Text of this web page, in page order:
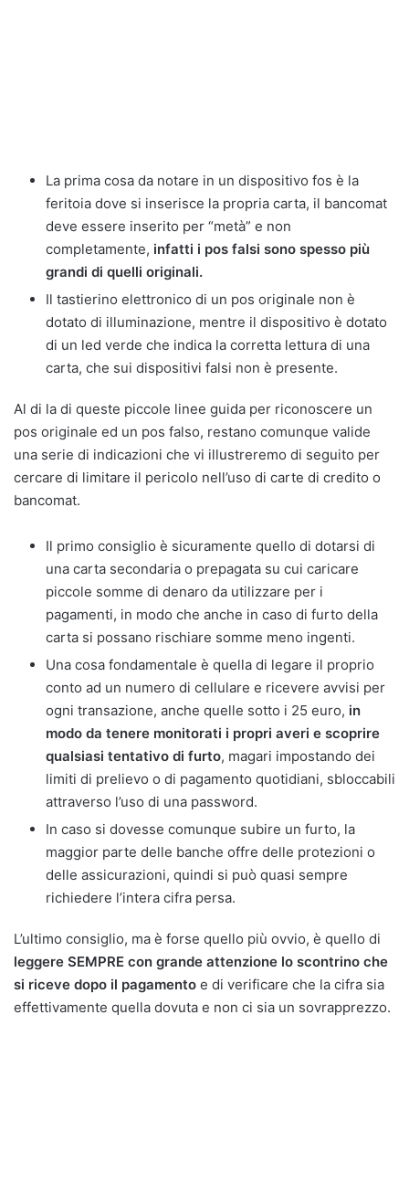
La prima cosa da notare in un dispositivo fos è la
feritoia dove si inserisce la propria carta, il bancomat
deve essere inserito per “metà” e non
completamente, infatti i pos falsi sono spesso più
grandi di quelli originali.
Il tastierino elettronico di un pos originale non è
dotato di illuminazione, mentre il dispositivo è dotato
di un led verde che indica la corretta lettura di una
carta, che sui dispositivi falsi non è presente.
Al di la di queste piccole linee guida per riconoscere un
pos originale ed un pos falso, restano comunque valide
una serie di indicazioni che vi illustreremo di seguito per
cercare di limitare il pericolo nell’uso di carte di credito o
bancomat.
Il primo consiglio è sicuramente quello di dotarsi di
una carta secondaria o prepagata su cui caricare
piccole somme di denaro da utilizzare per i
pagamenti, in modo che anche in caso di furto della
carta si possano rischiare somme meno ingenti.
Una cosa fondamentale è quella di legare il proprio
conto ad un numero di cellulare e ricevere avvisi per
ogni transazione, anche quelle sotto i 25 euro, in
modo da tenere monitorati i propri averi e scoprire
qualsiasi tentativo di furto, magari impostando dei
limiti di prelievo o di pagamento quotidiani, sbloccabili
attraverso l’uso di una password.
In caso si dovesse comunque subire un furto, la
maggior parte delle banche offre delle protezioni o
delle assicurazioni, quindi si può quasi sempre
richiedere l’intera cifra persa.
L’ultimo consiglio, ma è forse quello più ovvio, è quello di
leggere SEMPRE con grande attenzione lo scontrino che
si riceve dopo il pagamento e di verificare che la cifra sia
effettivamente quella dovuta e non ci sia un sovrapprezzo.